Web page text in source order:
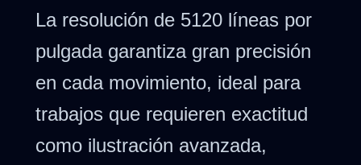
La resolución de 5120 líneas por
pulgada garantiza gran precisión
en cada movimiento, ideal para
trabajos que requieren exactitud
como ilustración avanzada,